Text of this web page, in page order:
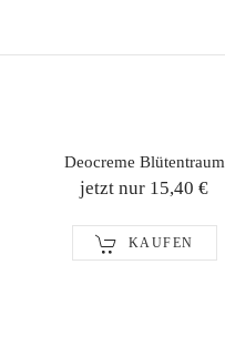
Deocreme Blütentraum
jetzt nur 15,40 €
KAUFEN